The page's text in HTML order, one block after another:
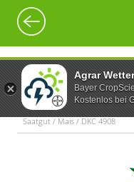
Agrar Wetter
Bayer
Kostenlos bei
Saatgut / Mais / DKC 4908